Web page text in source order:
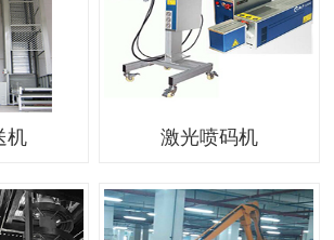
机 激光喷码机